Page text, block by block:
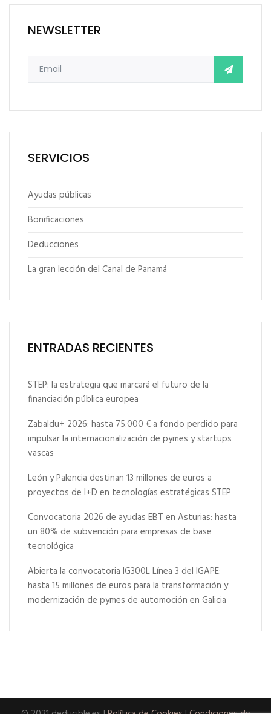
NEWSLETTER
SERVICIOS
Ayudas públicas
Bonificaciones
Deducciones
La gran lección del Canal de Panamá
ENTRADAS RECIENTES
STEP: la estrategia que marcará el futuro de la
financiación pública europea
Zabaldu+ 2026: hasta 75.000 € a fondo perdido para
impulsar la internacionalización de pymes y startups
vascas
León y Palencia destinan 13 millones de euros a
proyectos de I+D en tecnologías estratégicas STEP
Convocatoria 2026 de ayudas EBT en Asturias: hasta
un 80% de subvención para empresas de base
tecnológica
Abierta la convocatoria IG300L Línea 3 del IGAPE:
hasta 15 millones de euros para la transformación y
modernización de pymes de automoción en Galicia